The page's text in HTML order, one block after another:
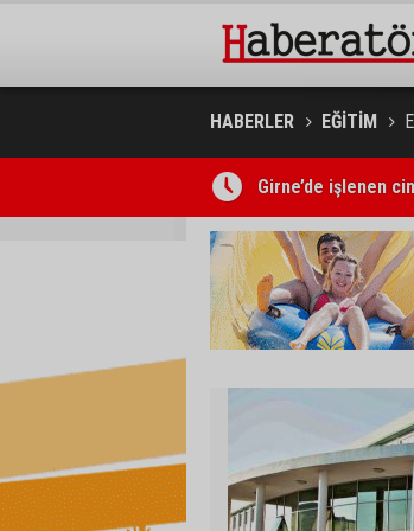
HABERLER EĞİTİM
Girne’de işlenen
Kıbrıs Türk